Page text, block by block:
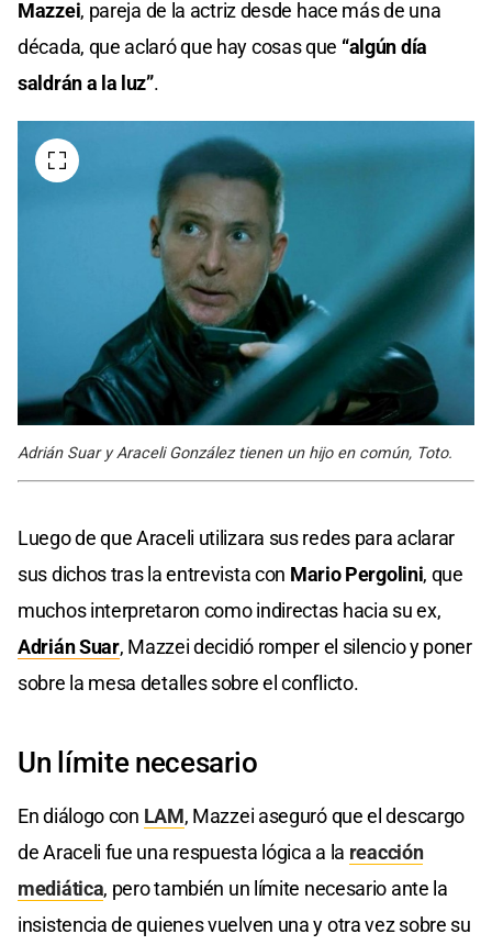
Mazzei, pareja de la actriz desde hace más de una
década, que aclaró que hay cosas que “algún día
saldrán a la luz”.
Adrián Suar y Araceli González tienen un hijo en común, Toto.
Luego de que Araceli utilizara sus redes para aclarar
sus dichos tras la entrevista con Mario Pergolini, que
muchos interpretaron como indirectas hacia su ex,
Adrián Suar, Mazzei decidió romper el silencio y poner
sobre la mesa detalles sobre el conflicto.
Un límite necesario
En diálogo con LAM, Mazzei aseguró que el descargo
de Araceli fue una respuesta lógica a la reacción
mediática, pero también un límite necesario ante la
insistencia de quienes vuelven una y otra vez sobre su